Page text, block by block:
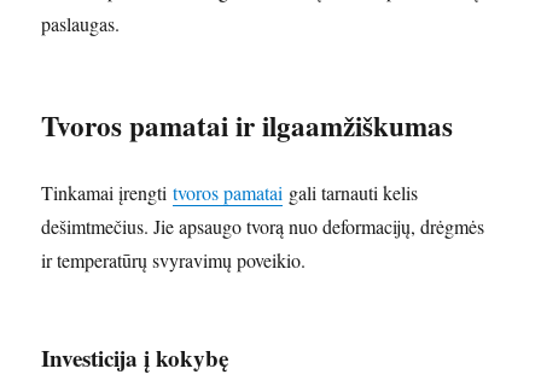
paslaugas.
Tvoros pamatai ir ilgaamžiškumas
Tinkamai įrengtitvoros pamatai gali tarnauti kelis
dešimtmečius. Jie apsaugo tvorą nuo deformacijų, drėgmės
ir temperatūrų svyravimų poveikio.
Investicija į kokybę